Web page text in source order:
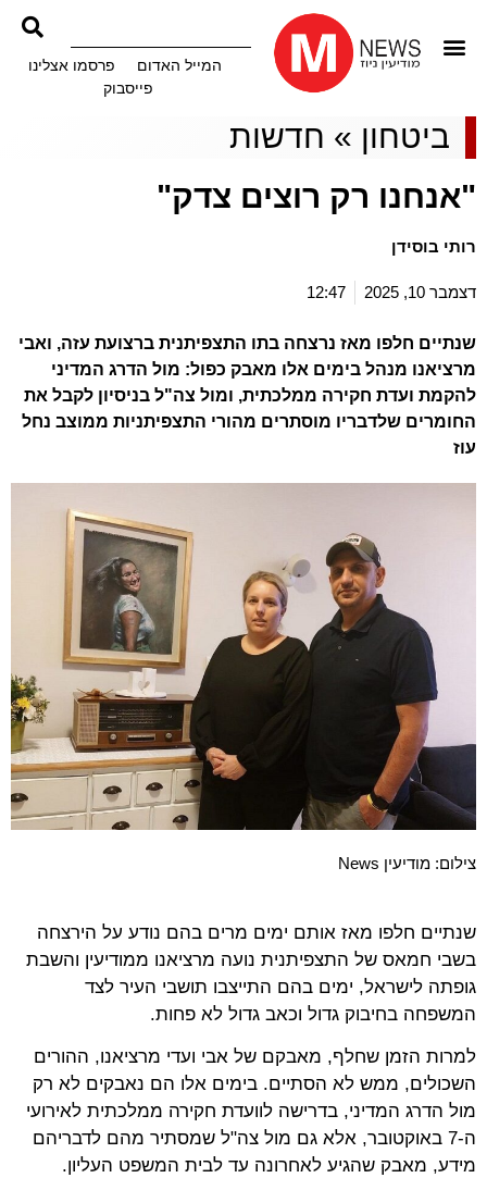
המייל האדום
פרסמו אצלינו
פייסבוק
ביטחון » חדשות
"אנחנו רק רוצים צדק"
רותי בוסידן
דצמבר 10, 2025 12:47
שנתיים חלפו מאז נרצחה בתו התצפיתנית ברצועת עזה, ואבי
מרציאנו מנהל בימים אלו מאבק כפול: מול הדרג המדיני
להקמת ועדת חקירה ממלכתית, ומול צה"ל בניסיון לקבל את
החומרים שלדבריו מוסתרים מהורי התצפיתניות ממוצב נחל
עוז
צילום: מודיעין News
שנתיים חלפו מאז אותם ימים מרים בהם נודע על הירצחה
בשבי חמאס של התצפיתנית נועה מרציאנו ממודיעין והשבת
גופתה לישראל, ימים בהם התייצבו תושבי העיר לצד
המשפחה בחיבוק גדול וכאב גדול לא פחות.
למרות הזמן שחלף, מאבקם של אבי ועדי מרציאנו, ההורים
השכולים, ממש לא הסתיים. בימים אלו הם נאבקים לא רק
מול הדרג המדיני, בדרישה לוועדת חקירה ממלכתית לאירועי
ה-7 באוקטובר, אלא גם מול צה"ל שמסתיר מהם לדבריהם
מידע, מאבק שהגיע לאחרונה עד לבית המשפט העליון.